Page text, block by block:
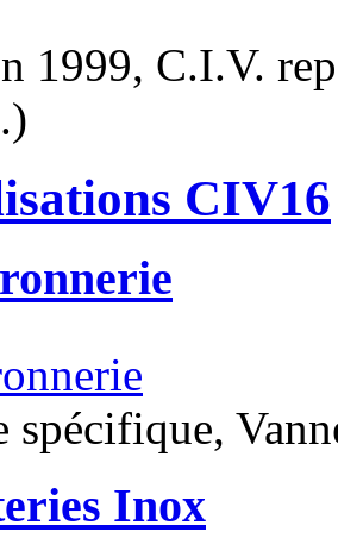
1999, C.I.V.
CIV16
spécifique,
Inox